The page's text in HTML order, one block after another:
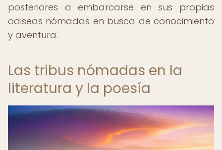
posteriores a embarcarse en sus propias
odiseas nómadas en busca de conocimiento
y aventura.
Las tribus nómadas en la
literatura y la poesía